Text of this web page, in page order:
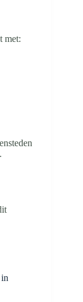
met: